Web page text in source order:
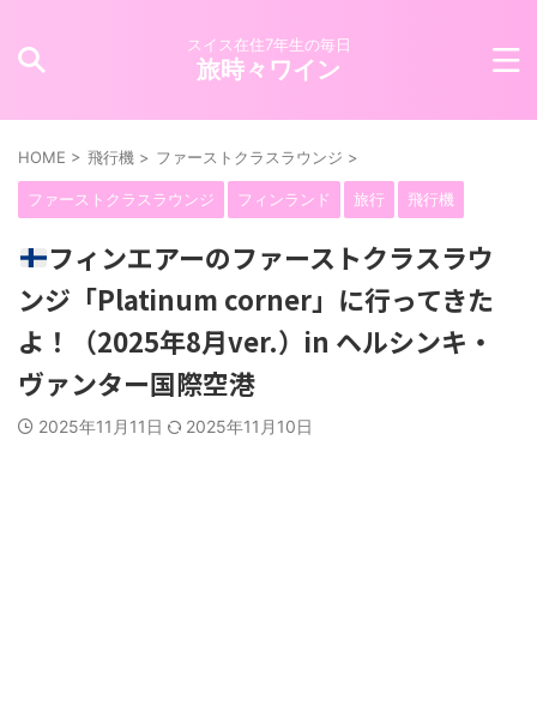
スイス在住7年生の毎日
旅時々ワイン
HOME > 飛行機 > ファーストクラスラウンジ >
ファーストクラスラウンジ フィンランド 旅行 飛行機
フィンエアーのファーストクラスラウ
ンジ「Platinum corner」に行ってきた
よ！（2025年8月ver.）in ヘルシンキ・
ヴァンター国際空港
2025年11月11日 2025年11月10日